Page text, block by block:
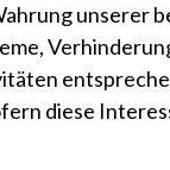
unserer
diese